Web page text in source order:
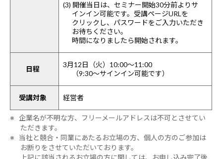
(3) 開催当日は、セミナー開始30分前よりサ
インイン可能です。受講ページURLを
クリックし、パスワードをご入力いただき
お待ちください。
時間になりましたら開始されます。
日程
3月12日（火）10:00～11:00
（9:30～サインイン可能です）
受講対象 経営者
※ 企業名が不明な方、フリーメールアドレスは不可とさせてい
ただきます。
※ 当社と競合・同業にあたるお立場の方、個人の方のご参加は
お断りをさせていただいております。
上記に該当されるお立場の方に関しては、お申し込み完了後